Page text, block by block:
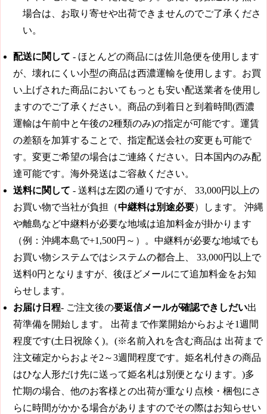
場合は、お取り寄せや出荷できませんのでご了承くださ
い。
配送に関して - ほとんどの商品には佐川急便を使用します
が、壊れにくい小型の商品は西濃運輸を使用します。お買
い上げされた商品においてもっとも安い配送業者を使用し
ますのでご了承ください。商品の到着日と到着時間(西濃
運輸は午前中と午後の2種類のみ)の指定が可能です。運賃
の差額を加算することで、指定配送会社の変更も可能で
す。変更ご希望の場合はご連絡ください。日本国内のみ配
達可能です。海外発送はご容赦ください。
送料に関して - 送料は左図の通りですが、 33,000円 以上の
お買い物で当社が負担（中継料は別途必要）します。 沖縄
や離島など中継料が必要な地域は追加料金が掛かります
（例：沖縄本島で+1,500円～）。中継料が必要な地域でも
お買い物システムではシステムの都合上、
33,000円 以上で
送料0円となりますが、後ほどメールにて追加料金をお知
らせします。
お届け日程- ご注文後の要返信メールが確認できしだい出
荷準備を開始します。
出荷まで作業開始からおよそ1週間
程度です(土日祝除く)。 (※名前入れを含む商品は 出荷まで
注文確定からおよそ2～3週間程度です。 姫名札付きの商品
はひな人形だけ先に送って姫名札は別便となります。)多
忙期の場合、他のお客様との出荷が重なり点検・梱包にさ
らに時間がかかる場合がありますのでその際はお知らせい